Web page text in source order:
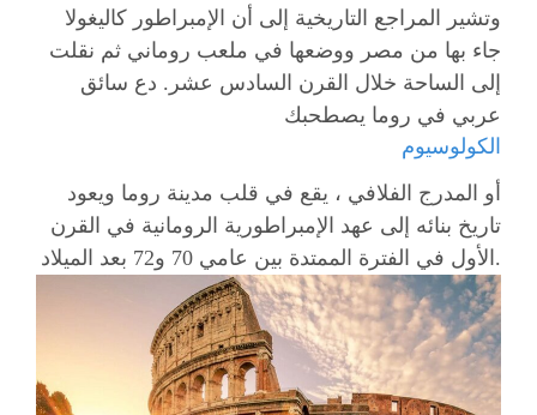
وتشير المراجع التاريخية إلى أن الإمبراطور كاليغولا
جاء بها من مصر ووضعها في ملعب روماني ثم نقلت
إلى الساحة خلال القرن السادس عشر. دع سائق
عربي في روما يصطحبك
الكولوسيوم
أو المدرج الفلافي ، يقع في قلب مدينة روما ويعود
تاريخ بنائه إلى عهد الإمبراطورية الرومانية في القرن
الأول في الفترة الممتدة بين عامي 70 و72 بعد الميلاد.